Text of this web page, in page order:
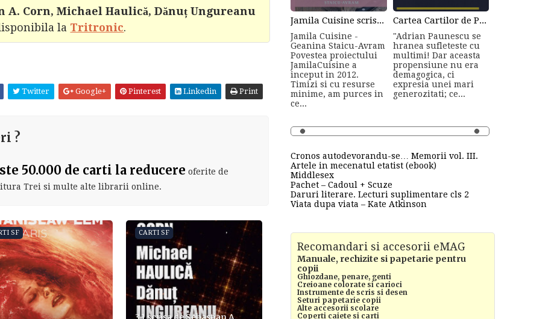
A. Corn, Michael Haulică, Dănuț Ungureanu
la Tritronic.
Twitter Google+ Pinterest Linkedin Print
?
50.000 de carti la reducere oferite de
Trei si multe alte librarii online.
SF CARTI SF
Jamila Cuisine scrisa de Geanina Staicu-Avram
Jamila Cuisine -
Geanina Staicu-Avram
Povestea proiectului
JamilaCuisine a
inceput in 2012.
Timizi si cu resurse
minime, am purces in
ce...
Cartea Cartilor de Poezie de Adrian Paunescu
"Adrian Paunescu se
hranea sufleteste cu
multimi! Dar aceasta
propensiune nu era
demagogica, ci
expresia unei mari
generozitati; ce...
Cronos autodevorandu-se… Memorii vol. III.
Artele in mecenatul etatist (ebook)
Middlesex
Pachet – Cadoul + Scuze
Daruri literare. Lecturi suplimentare cls 2
Viata dupa viata – Kate Atkinson
Recomandari si accesorii eMAG
Manuale, rechizite si papetarie pentru
copii
Ghiozdane, penare, genti
Creioane colorate si carioci
Instrumente de scris si desen
Seturi papetarie copii
Alte accesorii scolare
Coperti caiete si carti